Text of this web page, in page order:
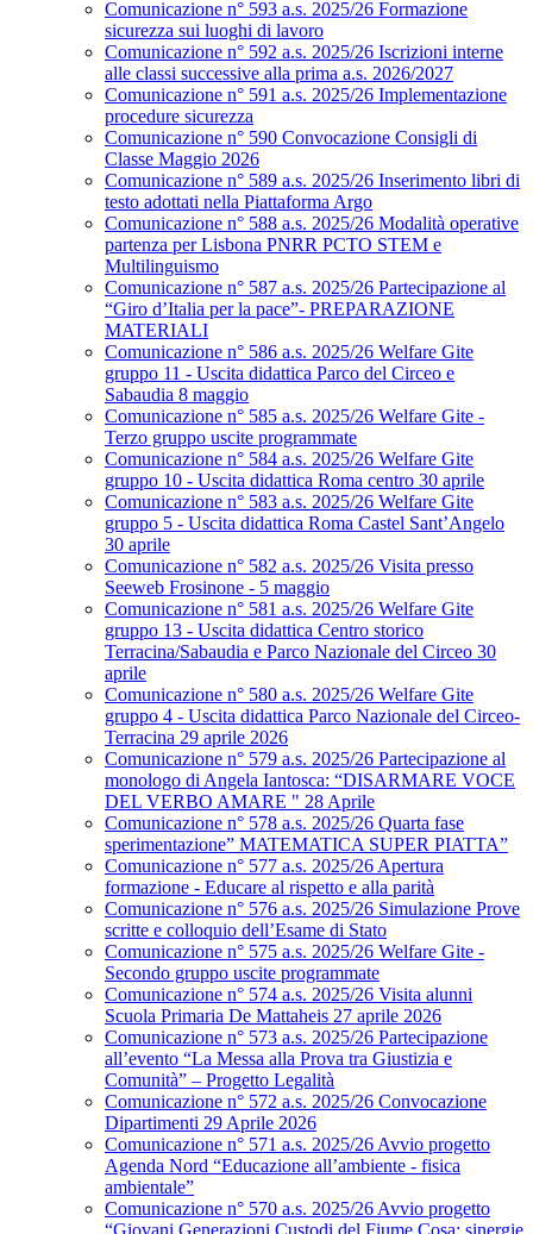
Comunicazione n° 593 a.s. 2025/26 Formazione
sicurezza sui luoghi di lavoro
Comunicazione n° 592 a.s. 2025/26 Iscrizioni interne
alle classi successive alla prima a.s. 2026/2027
Comunicazione n° 591 a.s. 2025/26 Implementazione
procedure sicurezza
Comunicazione n° 590 Convocazione Consigli di
Classe Maggio 2026
Comunicazione n° 589 a.s. 2025/26 Inserimento libri di
testo adottati nella Piattaforma Argo
Comunicazione n° 588 a.s. 2025/26 Modalità operative
partenza per Lisbona PNRR PCTO STEM e
Multilinguismo
Comunicazione n° 587 a.s. 2025/26 Partecipazione al
“Giro d’Italia per la pace”- PREPARAZIONE
MATERIALI
Comunicazione n° 586 a.s. 2025/26 Welfare Gite
gruppo 11 - Uscita didattica Parco del Circeo e
Sabaudia 8 maggio
Comunicazione n° 585 a.s. 2025/26 Welfare Gite -
Terzo gruppo uscite programmate
Comunicazione n° 584 a.s. 2025/26 Welfare Gite
gruppo 10 - Uscita didattica Roma centro 30 aprile
Comunicazione n° 583 a.s. 2025/26 Welfare Gite
gruppo 5 - Uscita didattica Roma Castel Sant’Angelo
30 aprile
Comunicazione n° 582 a.s. 2025/26 Visita presso
Seeweb Frosinone - 5 maggio
Comunicazione n° 581 a.s. 2025/26 Welfare Gite
gruppo 13 - Uscita didattica Centro storico
Terracina/Sabaudia e Parco Nazionale del Circeo 30
aprile
Comunicazione n° 580 a.s. 2025/26 Welfare Gite
gruppo 4 - Uscita didattica Parco Nazionale del Circeo-
Terracina 29 aprile 2026
Comunicazione n° 579 a.s. 2025/26 Partecipazione al
monologo di Angela Iantosca: “DISARMARE VOCE
DEL VERBO AMARE " 28 Aprile
Comunicazione n° 578 a.s. 2025/26 Quarta fase
sperimentazione” MATEMATICA SUPER PIATTA”
Comunicazione n° 577 a.s. 2025/26 Apertura
formazione - Educare al rispetto e alla parità
Comunicazione n° 576 a.s. 2025/26 Simulazione Prove
scritte e colloquio dell’Esame di Stato
Comunicazione n° 575 a.s. 2025/26 Welfare Gite -
Secondo gruppo uscite programmate
Comunicazione n° 574 a.s. 2025/26 Visita alunni
Scuola Primaria De Mattaheis 27 aprile 2026
Comunicazione n° 573 a.s. 2025/26 Partecipazione
all’evento “La Messa alla Prova tra Giustizia e
Comunità” – Progetto Legalità
Comunicazione n° 572 a.s. 2025/26 Convocazione
Dipartimenti 29 Aprile 2026
Comunicazione n° 571 a.s. 2025/26 Avvio progetto
Agenda Nord “Educazione all’ambiente - fisica
ambientale”
Comunicazione n° 570 a.s. 2025/26 Avvio progetto